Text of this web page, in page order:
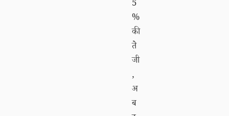
5
%
की
ते
जी
,
अ
ब